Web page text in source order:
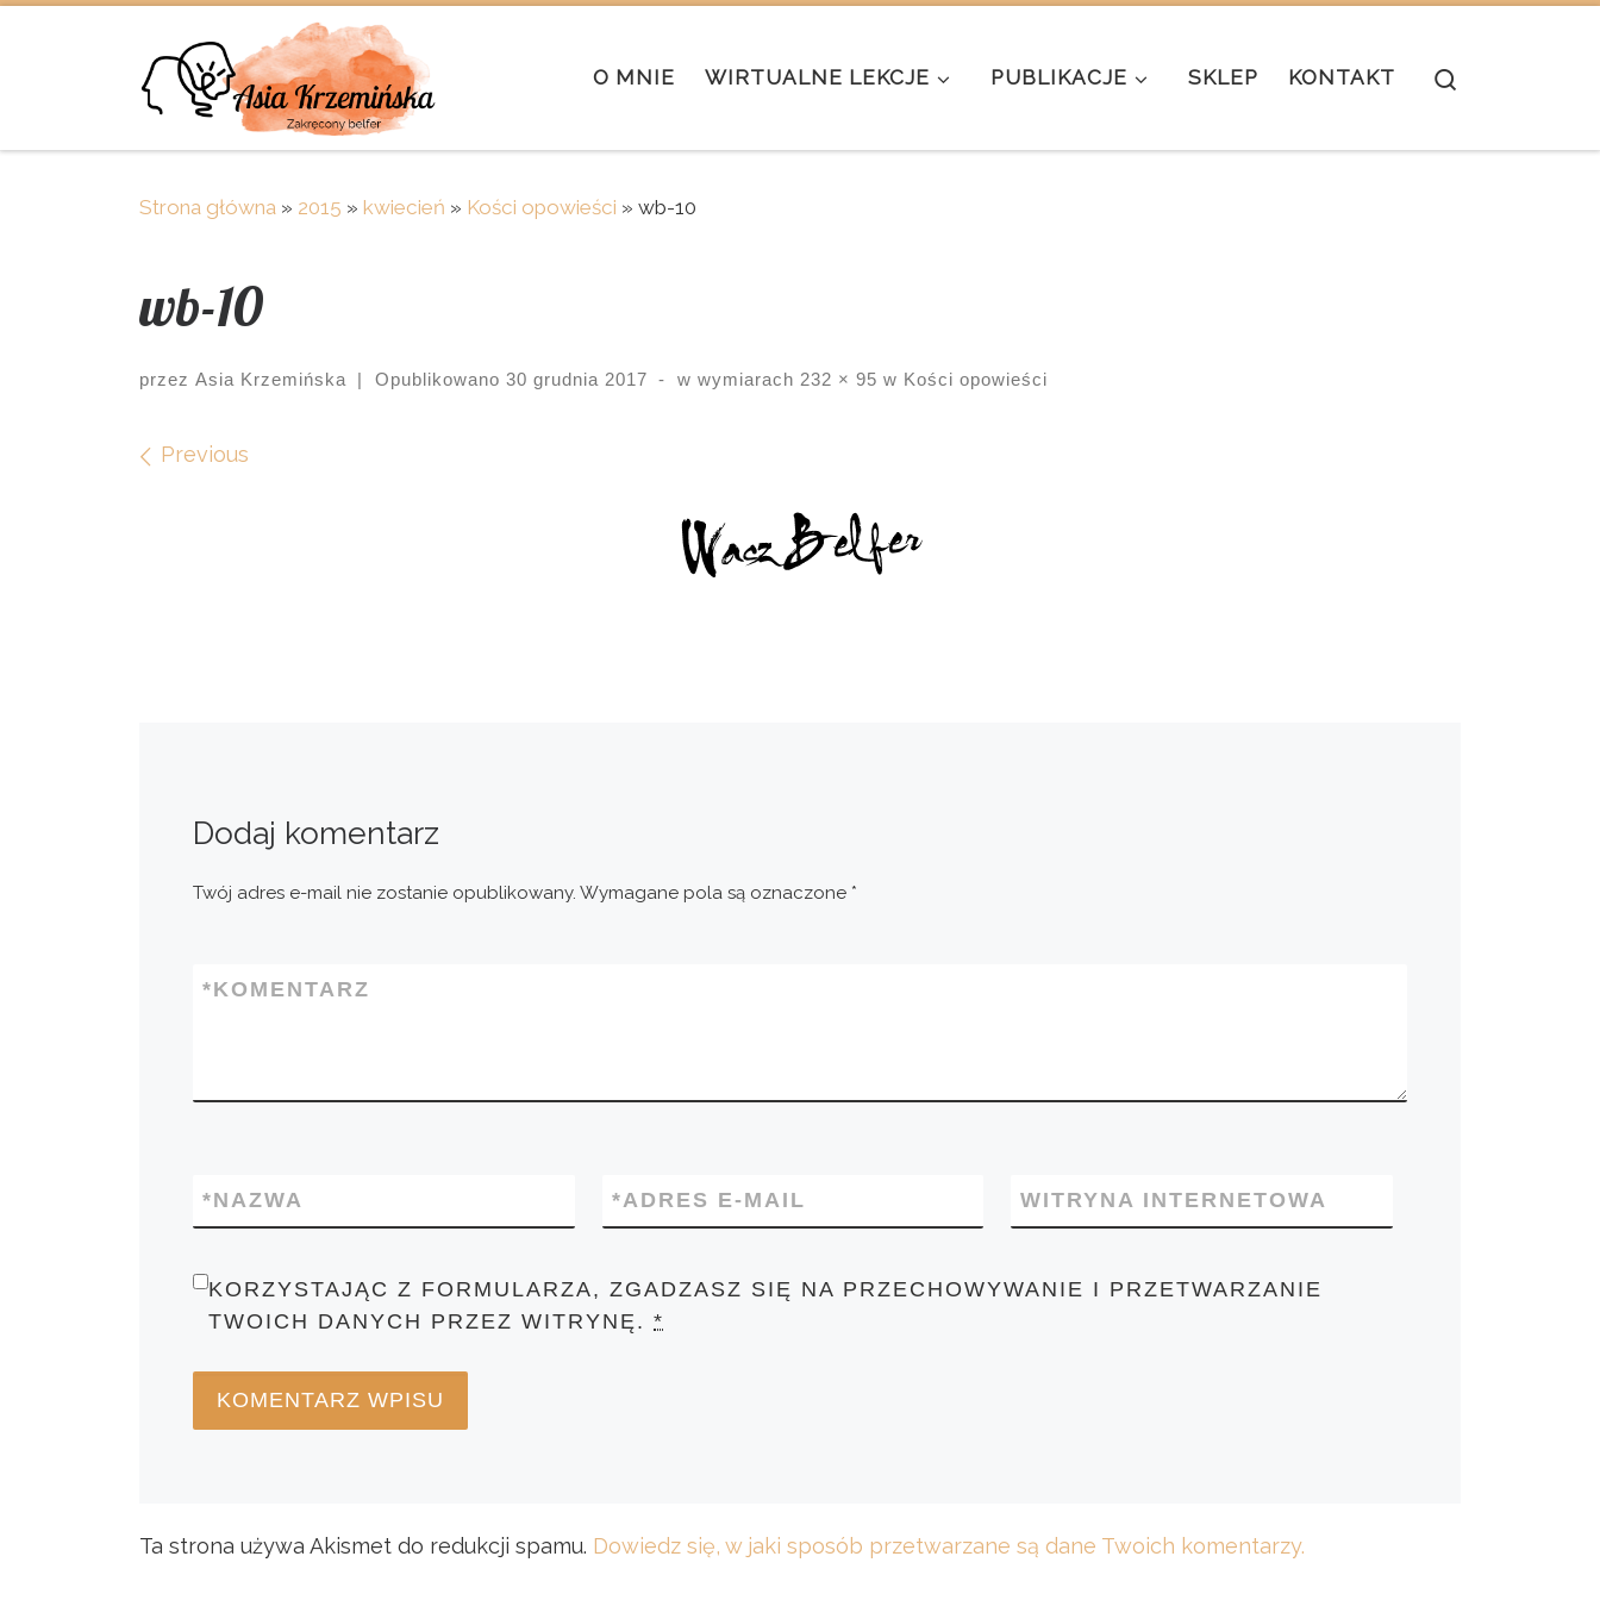
O MNIE WIRTUALNE LEKCJE PUBLIKACJE SKLEP KONTAKT
Strona główna » 2015 » kwiecień » Kości opowieści » wb-10
wb-10
przez Asia Krzemińska | Opublikowano 30 grudnia 2017 - w wymiarach 232 × 95 w Kości opowieści
Images navigation
Previous
Dodaj komentarz
Twój adres e-mail nie zostanie opublikowany. Wymagane pola są oznaczone *
KOMENTARZ
*
NAZWA
* ADRES E-MAIL
* WITRYNA INTERNETOWA
KORZYSTAJĄC Z FORMULARZA, ZGADZASZ SIĘ NA PRZECHOWYWANIE I PRZETWARZANIE
TWOICH DANYCH PRZEZ WITRYNĘ.*
Ta strona używa Akismet do redukcji spamu. Dowiedz się, w jaki sposób przetwarzane są dane Twoich komentarzy.